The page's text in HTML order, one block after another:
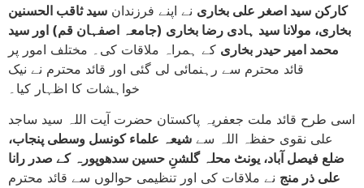
کارکن سید اصغر علی بخاری نے اپنے فرزندان سید ثاقب الحسنین
بخاری، مولانا سید ہادی رضا بخاری (جامعہ اصفہان قم) اور سید
محمد امیر حیدر بخاری کے ہمراہ ملاقات کی۔ مختلف امور پر
قائد محترم سے رہنمائی لی گئی اور قائد محترم نے نیک
خواہشات کا اظہار کیا۔
اسی طرح قائد ملت جعفریہ پاکستان حضرت آیت اللہ سید ساجد
علی نقوی حفظہ اللہ سے شیعہ علماء کونسل وسطی پنجاب،
ضلع فیصل آباد، یونٹ محلہ گلشنِ حسین سدھوپورہ کے صدر رانا
علی ذر منج نے ملاقات کی اور تنظیمی حوالوں سے قائد محترم